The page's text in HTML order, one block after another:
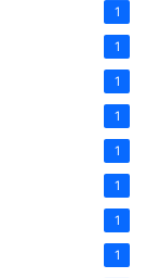
1
1
1
1
1
1
1
1